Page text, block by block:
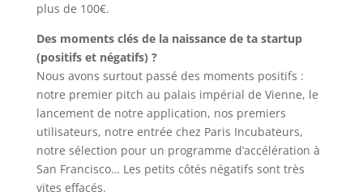
plus de 100€.
Des moments clés de la naissance de ta startup
(positifs et négatifs) ?
Nous avons surtout passé des moments positifs :
notre premier pitch au palais impérial de Vienne, le
lancement de notre application, nos premiers
utilisateurs, notre entrée chez Paris Incubateurs,
notre sélection pour un programme d’accélération à
San Francisco… Les petits côtés négatifs sont très
vites effacés.